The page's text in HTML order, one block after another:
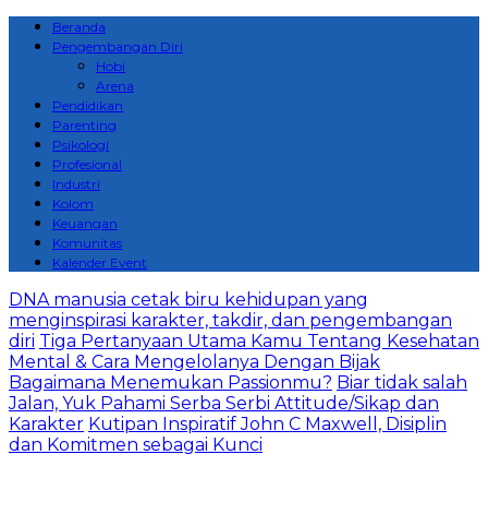
Beranda
Pengembangan Diri
Hobi
Arena
Pendidikan
Parenting
Psikologi
Profesional
Industri
Kolom
Keuangan
Komunitas
Kalender Event
DNA manusia cetak biru kehidupan yang
menginspirasi karakter, takdir, dan pengembangan
diri Tiga Pertanyaan Utama Kamu Tentang Kesehatan
Mental & Cara Mengelolanya Dengan Bijak
Bagaimana Menemukan Passionmu? Biar tidak salah
Jalan, Yuk Pahami Serba Serbi Attitude/Sikap dan
Karakter Kutipan Inspiratif John C Maxwell, Disiplin
dan Komitmen sebagai Kunci